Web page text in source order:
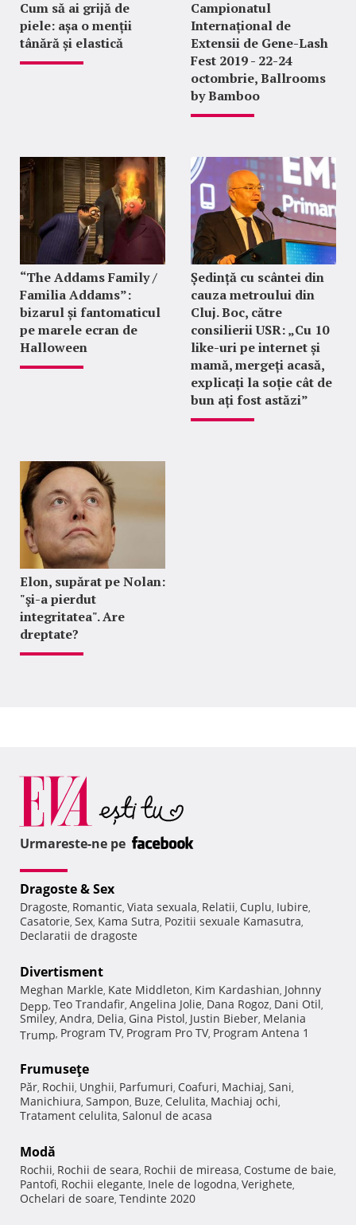
Cum să ai grijă de
piele: așa o menții
tânără și elastică
Campionatul
Internațional de
Extensii de Gene-Lash
Fest 2019 - 22-24
octombrie, Ballrooms
by Bamboo
“The Addams Family /
Familia Addams”:
bizarul și fantomaticul
pe marele ecran de
Halloween
Ședință cu scântei din
cauza metroului din
Cluj. Boc, către
consilierii USR: „Cu 10
like-uri pe internet și
mamă, mergeți acasă,
explicați la soție cât de
bun ați fost astăzi”
Elon, supărat pe Nolan:
"şi-a pierdut
integritatea". Are
dreptate?
Urmareste-ne pe
Dragoste & Sex
Dragoste, Romantic, Viata sexuala, Relatii, Cuplu, Iubire,
Casatorie, Sex, Kama Sutra, Pozitii sexuale Kamasutra,
Declaratii de dragoste
Divertisment
Meghan Markle, Kate Middleton, Kim Kardashian, Johnny
Depp, Teo Trandafir, Angelina Jolie, Dana Rogoz, Dani Otil,
Smiley, Andra, Delia, Gina Pistol, Justin Bieber, Melania
Trump, Program TV, Program Pro TV, Program Antena 1
Frumuseţe
Păr, Rochii, Unghii, Parfumuri, Coafuri, Machiaj, Sani,
Manichiura, Sampon, Buze, Celulita, Machiaj ochi,
Tratament celulita, Salonul de acasa
Modă
Rochii, Rochii de seara, Rochii de mireasa, Costume de baie,
Pantofi, Rochii elegante, Inele de logodna, Verighete,
Ochelari de soare, Tendinte 2020